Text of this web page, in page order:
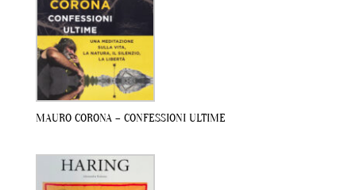
MAURO CORONA – CONFESSIONI ULTIME